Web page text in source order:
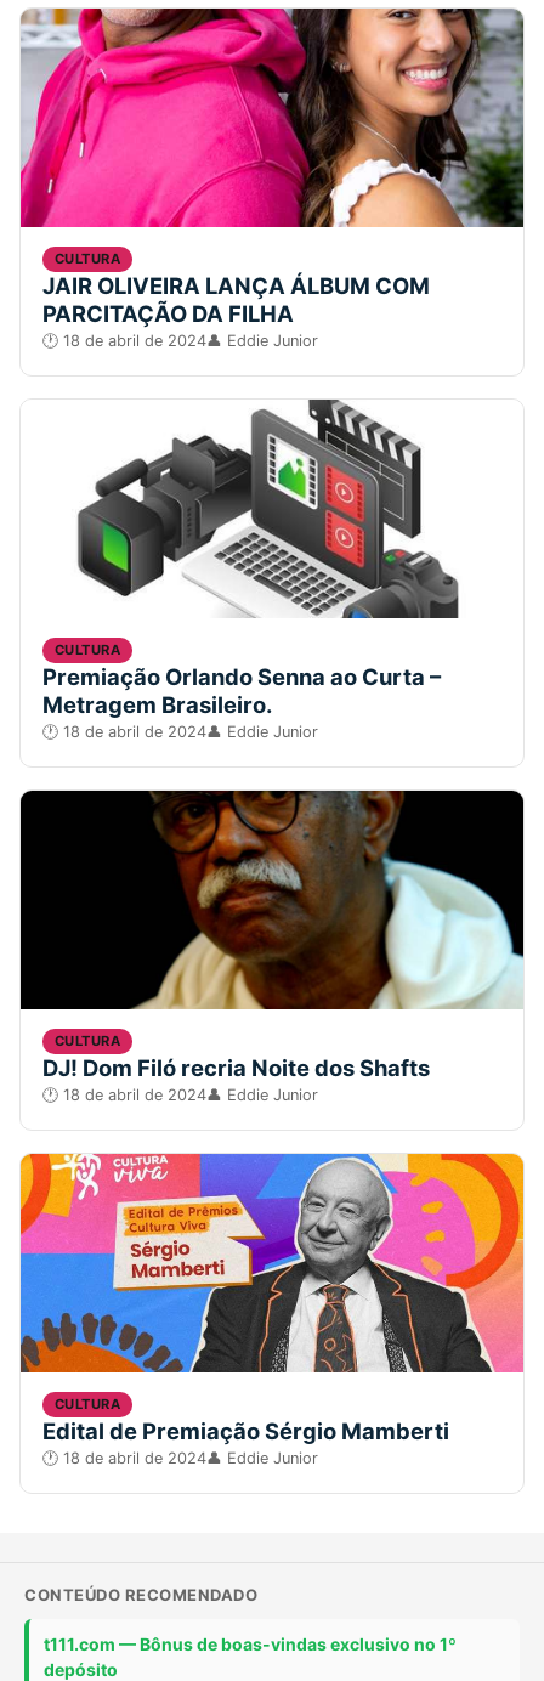
CULTURA
JAIR OLIVEIRA LANÇA ÁLBUM COM
PARCITAÇÃO DA FILHA
18 de abril de 2024 Eddie Junior
CULTURA
Premiação Orlando Senna ao Curta –
Metragem Brasileiro.
18 de abril de 2024 Eddie Junior
CULTURA
DJ! Dom Filó recria Noite dos Shafts
18 de abril de 2024 Eddie Junior
CULTURA
Edital de Premiação Sérgio Mamberti
18 de abril de 2024 Eddie Junior
CONTEÚDO RECOMENDADO
t111.com — Bônus de boas-vindas exclusivo no 1º
depósito